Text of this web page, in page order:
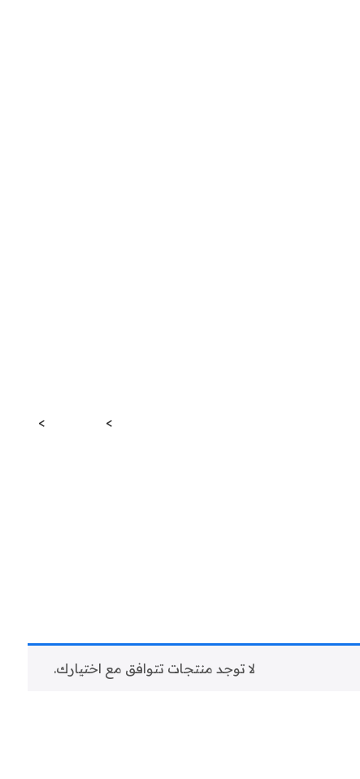
>
>
لا توجد منتجات تتوافق مع اختيارك.